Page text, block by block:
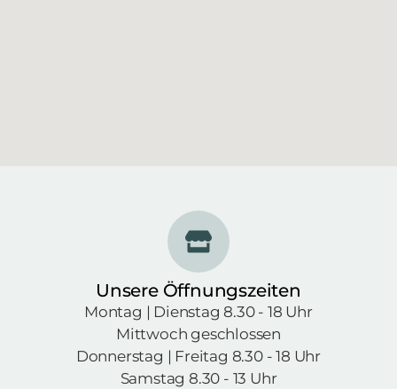
Unsere Öffnungszeiten
Montag | Dienstag 8.30 - 18 Uhr
Mittwoch geschlossen
Donnerstag | Freitag 8.30 - 18 Uhr
Samstag 8.30 - 13 Uhr